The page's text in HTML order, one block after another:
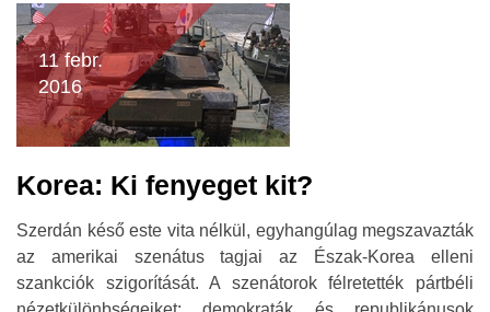
11 febr.
2016
Korea: Ki fenyeget kit?
Szerdán késő este vita nélkül, egyhangúlag megszavazták
az amerikai szenátus tagjai az Észak-Korea elleni
szankciók szigorítását. A szenátorok félretették pártbéli